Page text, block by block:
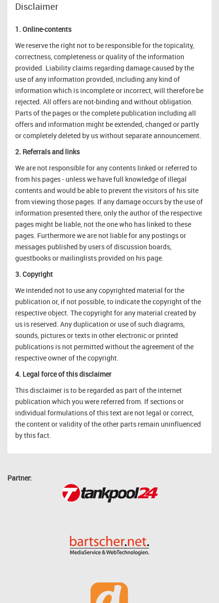
Disclaimer
1. Online-contents
We reserve the right not to be responsible for the topicality,
correctness, completeness or quality of the information
provided. Liability claims regarding damage caused by the
use of any information provided, including any kind of
information which is incomplete or incorrect, will therefore be
rejected. All offers are not-binding and without obligation.
Parts of the pages or the complete publication including all
offers and information might be extended, changed or partly
or completely deleted by us without separate announcement.
2. Referrals and links
We are not responsible for any contents linked or referred to
from his pages - unless we have full knowledge of illegal
contents and would be able to prevent the visitors of his site
from viewing those pages. If any damage occurs by the use of
information presented there, only the author of the respective
pages might be liable, not the one who has linked to these
pages. Furthermore we are not liable for any postings or
messages published by users of discussion boards,
guestbooks or mailinglists provided on his page.
3. Copyright
We intended not to use any copyrighted material for the
publication or, if not possible, to indicate the copyright of the
respective object. The copyright for any material created by
us is reserved. Any duplication or use of such diagrams,
sounds, pictures or texts in other electronic or printed
publications is not permitted without the agreement of the
respective owner of the copyright.
4. Legal force of this disclaimer
This disclaimer is to be regarded as part of the internet
publication which you were referred from. If sections or
individual formulations of this text are not legal or correct,
the content or validity of the other parts remain uninfluenced
by this fact.
Partner: